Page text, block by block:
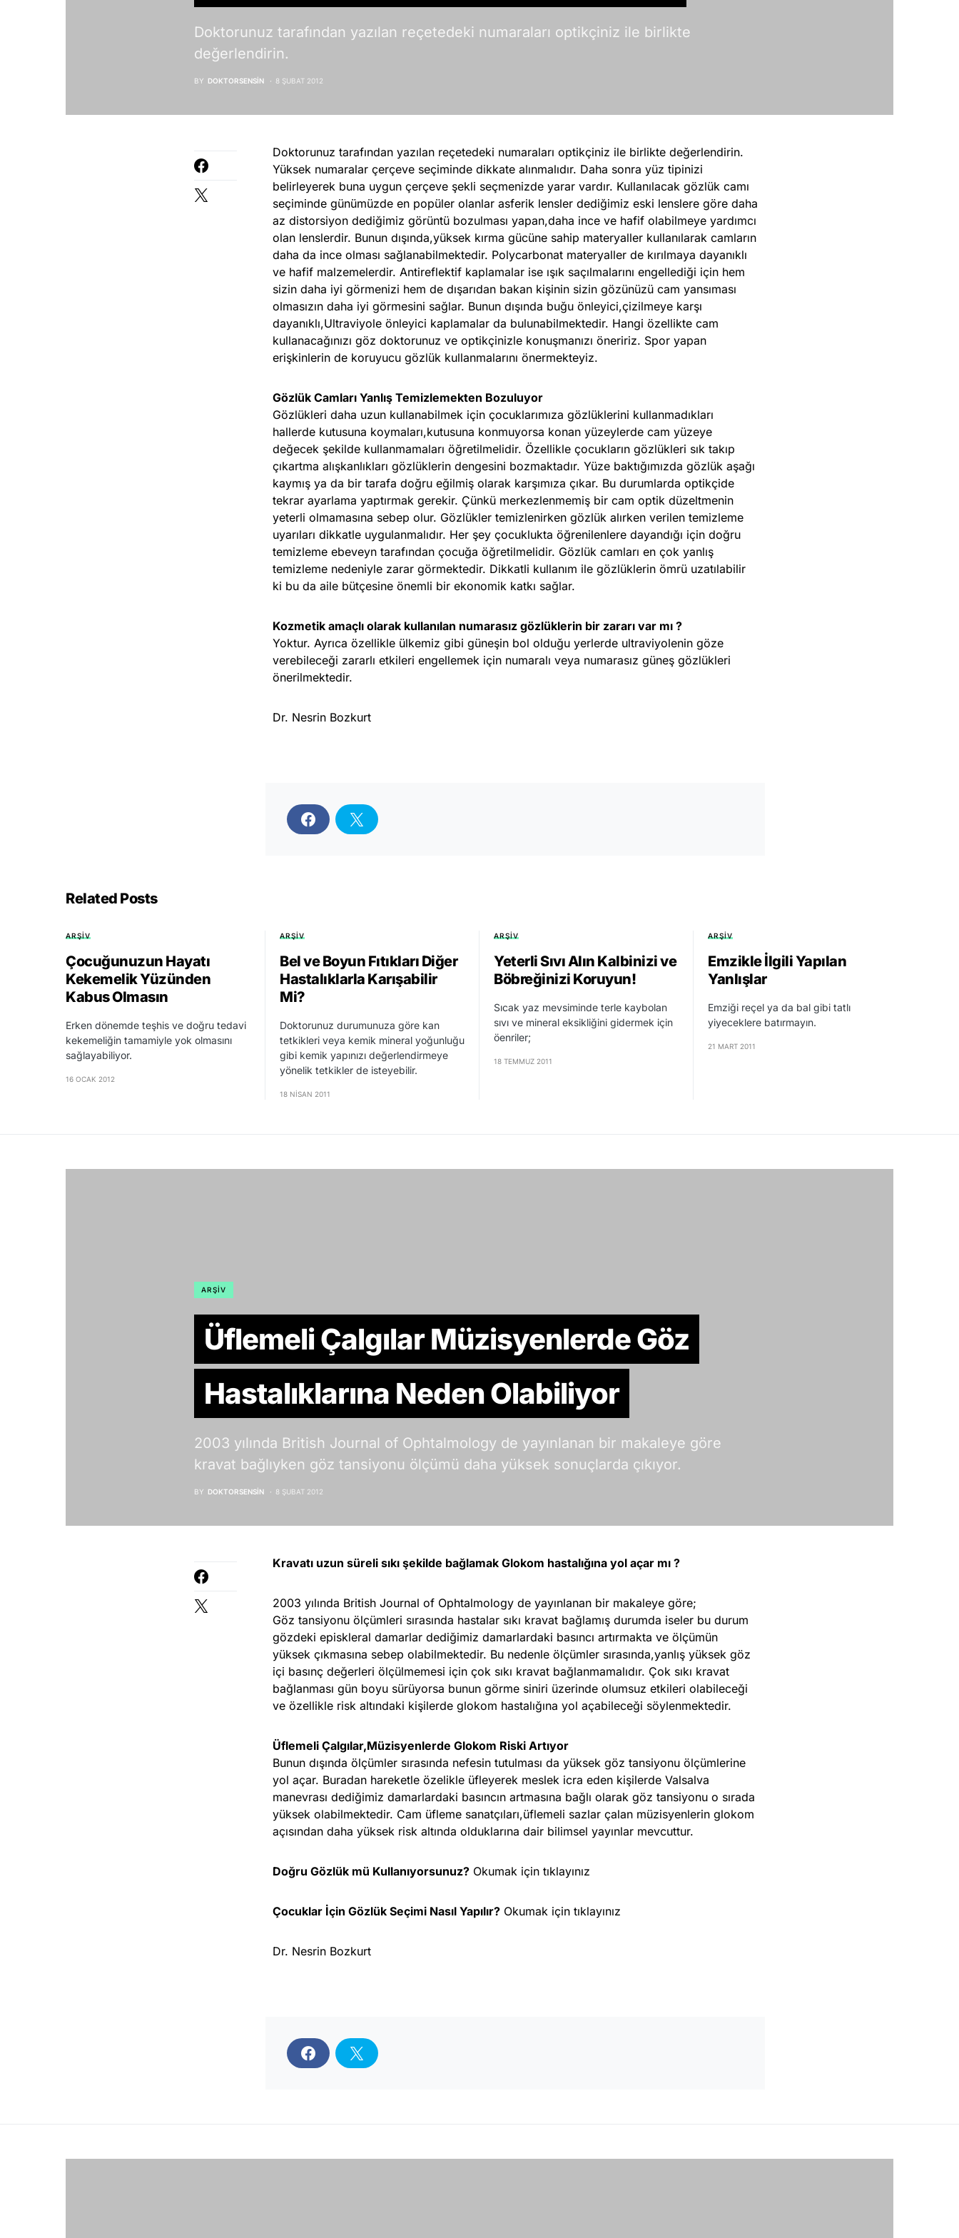
Doktorunuz tarafından yazılan reçetedeki numaraları optikçiniz ile birlikte
değerlendirin.
BY DOKTORSENSIN 8 ŞUBAT 2012
Doktorunuz tarafından yazılan reçetedeki numaraları optikçiniz ile birlikte değerlendirin.
Yüksek numaralar çerçeve seçiminde dikkate alınmalıdır. Daha sonra yüz tipinizi
belirleyerek buna uygun çerçeve şekli seçmenizde yarar vardır. Kullanılacak gözlük camı
seçiminde günümüzde en popüler olanlar asferik lensler dediğimiz eski lenslere göre daha
az distorsiyon dediğimiz görüntü bozulması yapan,daha ince ve hafif olabilmeye yardımcı
olan lenslerdir. Bunun dışında,yüksek kırma gücüne sahip materyaller kullanılarak camların
daha da ince olması sağlanabilmektedir. Polycarbonat materyaller de kırılmaya dayanıklı
ve hafif malzemelerdir. Antireflektif kaplamalar ise ışık saçılmalarını engellediği için hem
sizin daha iyi görmenizi hem de dışarıdan bakan kişinin sizin gözünüzü cam yansıması
olmasızın daha iyi görmesini sağlar. Bunun dışında buğu önleyici,çizilmeye karşı
dayanıklı,Ultraviyole önleyici kaplamalar da bulunabilmektedir. Hangi özellikte cam
kullanacağınızı göz doktorunuz ve optikçinizle konuşmanızı öneririz. Spor yapan
erişkinlerin de koruyucu gözlük kullanmalarını önermekteyiz.
Gözlük Camları Yanlış Temizlemekten Bozuluyor
Gözlükleri daha uzun kullanabilmek için çocuklarımıza gözlüklerini kullanmadıkları
hallerde kutusuna koymaları,kutusuna konmuyorsa konan yüzeylerde cam yüzeye
değecek şekilde kullanmamaları öğretilmelidir. Özellikle çocukların gözlükleri sık takıp
çıkartma alışkanlıkları gözlüklerin dengesini bozmaktadır. Yüze baktığımızda gözlük aşağı
kaymış ya da bir tarafa doğru eğilmiş olarak karşımıza çıkar. Bu durumlarda optikçide
tekrar ayarlama yaptırmak gerekir. Çünkü merkezlenmemiş bir cam optik düzeltmenin
yeterli olmamasına sebep olur. Gözlükler temizlenirken gözlük alırken verilen temizleme
uyarıları dikkatle uygulanmalıdır. Her şey çocuklukta öğrenilenlere dayandığı için doğru
temizleme ebeveyn tarafından çocuğa öğretilmelidir. Gözlük camları en çok yanlış
temizleme nedeniyle zarar görmektedir. Dikkatli kullanım ile gözlüklerin ömrü uzatılabilir
ki bu da aile bütçesine önemli bir ekonomik katkı sağlar.
Kozmetik amaçlı olarak kullanılan numarasız gözlüklerin bir zararı var mı ?
Yoktur. Ayrıca özellikle ülkemiz gibi güneşin bol olduğu yerlerde ultraviyolenin göze
verebileceği zararlı etkileri engellemek için numaralı veya numarasız güneş gözlükleri
önerilmektedir.
Dr. Nesrin Bozkurt
Related Posts
ARŞIV
Çocuğunuzun Hayatı
Kekemelik Yüzünden
Kabus Olmasın
Erken dönemde teşhis ve doğru tedavi
kekemeliğin tamamiyle yok olmasını
sağlayabiliyor.
16 OCAK 2012
ARŞIV
Bel ve Boyun Fıtıkları Diğer
Hastalıklarla Karışabilir
Mi?
Doktorunuz durumunuza göre kan
tetkikleri veya kemik mineral yoğunluğu
gibi kemik yapınızı değerlendirmeye
yönelik tetkikler de isteyebilir.
18 NISAN 2011
ARŞIV
Yeterli Sıvı Alın Kalbinizi ve
Böbreğinizi Koruyun!
Sıcak yaz mevsiminde terle kaybolan
sıvı ve mineral eksikliğini gidermek için
öenriler;
18 TEMMUZ 2011
ARŞIV
Emzikle İlgili Yapılan
Yanlışlar
Emziği reçel ya da bal gibi tatlı
yiyeceklere batırmayın.
21 MART 2011
ARŞIV
Üflemeli Çalgılar Müzisyenlerde Göz
Hastalıklarına Neden Olabiliyor
2003 yılında British Journal of Ophtalmology de yayınlanan bir makaleye göre
kravat bağlıyken göz tansiyonu ölçümü daha yüksek sonuçlarda çıkıyor.
BY DOKTORSENSIN 8 ŞUBAT 2012
Kravatı uzun süreli sıkı şekilde bağlamak Glokom hastalığına yol açar mı ?
2003 yılında British Journal of Ophtalmology de yayınlanan bir makaleye göre;
Göz tansiyonu ölçümleri sırasında hastalar sıkı kravat bağlamış durumda iseler bu durum
gözdeki episkleral damarlar dediğimiz damarlardaki basıncı artırmakta ve ölçümün
yüksek çıkmasına sebep olabilmektedir. Bu nedenle ölçümler sırasında,yanlış yüksek göz
içi basınç değerleri ölçülmemesi için çok sıkı kravat bağlanmamalıdır. Çok sıkı kravat
bağlanması gün boyu sürüyorsa bunun görme siniri üzerinde olumsuz etkileri olabileceği
ve özellikle risk altındaki kişilerde glokom hastalığına yol açabileceği söylenmektedir.
Üflemeli Çalgılar,Müzisyenlerde Glokom Riski Artıyor
Bunun dışında ölçümler sırasında nefesin tutulması da yüksek göz tansiyonu ölçümlerine
yol açar. Buradan hareketle özelikle üfleyerek meslek icra eden kişilerde Valsalva
manevrası dediğimiz damarlardaki basıncın artmasına bağlı olarak göz tansiyonu o sırada
yüksek olabilmektedir. Cam üfleme sanatçıları,üflemeli sazlar çalan müzisyenlerin glokom
açısından daha yüksek risk altında olduklarına dair bilimsel yayınlar mevcuttur.
Doğru Gözlük mü Kullanıyorsunuz? Okumak için tıklayınız
Çocuklar İçin Gözlük Seçimi Nasıl Yapılır? Okumak için tıklayınız
Dr. Nesrin Bozkurt